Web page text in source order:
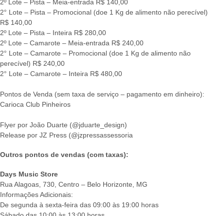
2º Lote – Pista – Meia-entrada R$ 140,00
2° Lote – Pista – Promocional (doe 1 Kg de alimento não perecível)
R$ 140,00
2º Lote – Pista – Inteira R$ 280,00
2º Lote – Camarote – Meia-entrada R$ 240,00
2° Lote – Camarote – Promocional (doe 1 Kg de alimento não
perecível) R$ 240,00
2° Lote – Camarote – Inteira R$ 480,00
Pontos de Venda (sem taxa de serviço – pagamento em dinheiro):
Carioca Club Pinheiros
Flyer por João Duarte (@jduarte_design)
Release por JZ Press (@jzpressassessoria
Outros pontos de vendas (com taxas):
Days Music Store
Rua Alagoas, 730, Centro – Belo Horizonte, MG
Informações Adicionais:
De segunda à sexta-feira das 09:00 às 19:00 horas